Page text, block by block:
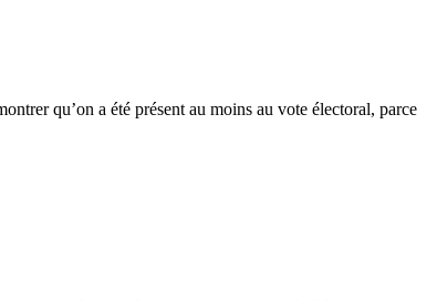
qu’on a été présent au moins au vote électoral, parce